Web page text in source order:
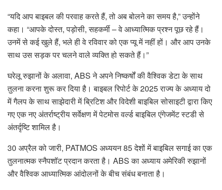
“यदि आप बाइबल की परवाह करते हैं, तो अब बोलने का समय है,” उन्होंने
कहा। “आपके दोस्त, पड़ोसी, सहकर्मी – वे आध्यात्मिक प्रश्न पूछ रहे हैं।
उनमें से कई खुले हैं, भले ही वे रविवार को एक प्यू में नहीं हों। और आप उनके
साथ उस सड़क पर चलने वाले व्यक्ति हो सकते हैं।”
घरेलू रुझानों के अलावा, ABS ने अपने निष्कर्षों की वैश्विक डेटा के साथ
तुलना करना शुरू कर दिया है। बाइबल रिपोर्ट के 2025 राज्य के अध्याय दो
में गैलप के साथ साझेदारी में ब्रिटिश और विदेशी बाइबिल सोसाइटी द्वारा किए
गए एक नए अंतर्राष्ट्रीय सर्वेक्षण में पेटमोस वर्ल्ड बाइबिल एंगेजमेंट स्टडी से
अंतर्दृष्टि शामिल है।
30 अप्रैल को जारी, PATMOS अध्ययन 85 देशों में बाइबिल सगाई का एक
तुलनात्मक स्नैपशॉट प्रदान करता है। ABS का अध्याय अमेरिकी रुझानों
और वैश्विक आध्यात्मिक आंदोलनों के बीच संबंध बनाता है।